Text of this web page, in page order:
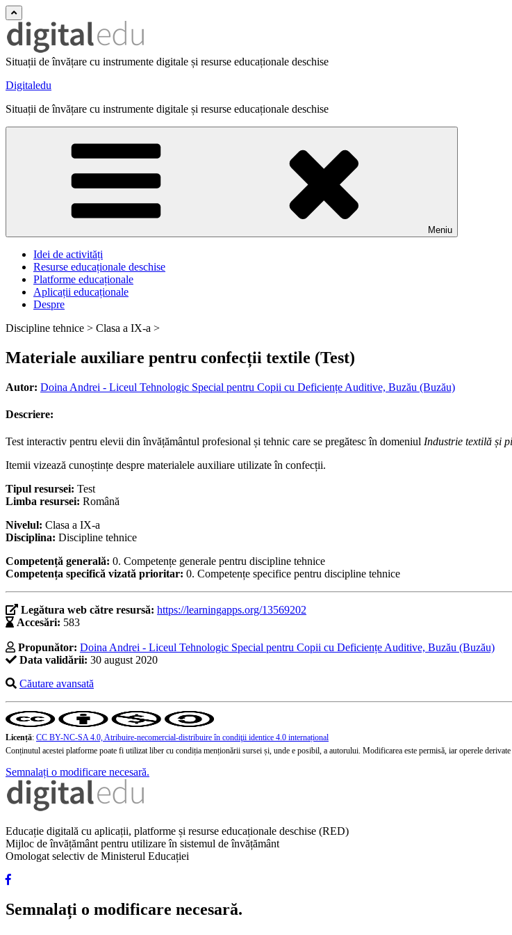
Situații de învățare cu instrumente digitale și resurse educaționale deschise
Digitaledu
Situații de învățare cu instrumente digitale și resurse educaționale deschise
Meniu
Idei de activități
Resurse educaționale deschise
Platforme educaționale
Aplicații educaționale
Despre
Discipline tehnice > Clasa a IX-a >
Materiale auxiliare pentru confecții textile (Test)
Autor: Doina Andrei - Liceul Tehnologic Special pentru Copii cu Deficiențe Auditive, Buzău (Buzău)
Descriere:
Test interactiv pentru elevii din învățământul profesional și tehnic care se pregătesc în domeniul Industrie textilă și
Itemii vizează cunoștințe despre materialele auxiliare utilizate în confecții.
Tipul resursei: Test
Limba resursei: Română
Nivelul: Clasa a IX-a
Disciplina: Discipline tehnice
Competență generală: 0. Competențe generale pentru discipline tehnice
Competența specifică vizată prioritar: 0. Competențe specifice pentru discipline tehnice
Legătura web către resursă: https://learningapps.org/13569202
Accesări: 583
Propunător: Doina Andrei - Liceul Tehnologic Special pentru Copii cu Deficiențe Auditive, Buzău (Buzău)
Data validării: 30 august 2020
Căutare avansată
Licență: CC BY-NC-SA 4.0, Atribuire-necomercial-distribuire în condiţii identice 4.0 internațional
Conținutul acestei platforme poate fi utilizat liber cu condiția menționării sursei și, unde e posibil, a autorului. Modificarea este permisă, iar operele
Semnalați o modificare necesară.
Educație digitală cu aplicații, platforme și resurse educaționale deschise (RED)
Mijloc de învățământ pentru utilizare în sistemul de învățământ
Omologat selectiv de Ministerul Educației
Semnalați o modificare necesară.